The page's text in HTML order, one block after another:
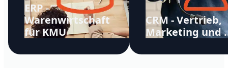
ERP -
Warenwirtschaft
für KMU
CRM - Vertrieb,
Marketing und